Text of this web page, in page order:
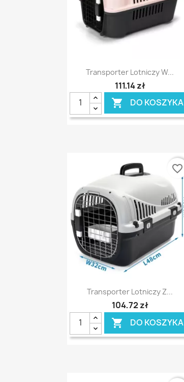
Szybki podgląd
Transporter Lotniczy W...
111,14 zł
 DO KOSZYKA
Szybki podgląd
Transporter Lotniczy Z...
104,72 zł
 DO KOSZYKA
favorite_border